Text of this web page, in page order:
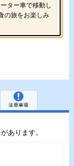
ター車で移動し
の旅をお楽しみ
あります。